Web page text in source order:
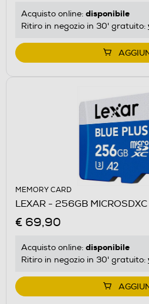
Acquisto online: disponibile
Ritiro in negozio in 30' gratuito:
MEMORY CARD
LEXAR - 256GB
€ 69,90
Acquisto online: disponibile
Ritiro in negozio in 30' gratuito: